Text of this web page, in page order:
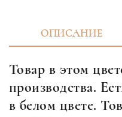
ОПИСАНИЕ
Товар в этом
производства.
в белом цвете.